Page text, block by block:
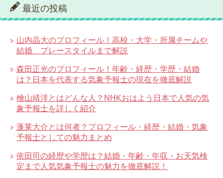
最近の投稿
山内晶大のプロフィール！高校・大学・所属チームや
結婚、プレースタイルまで解説
森田正光のプロフィール！年齢・経歴・学歴・結婚
は？日本を代表する気象予報士の現在を徹底解説
檜山靖洋とはどんな人？NHKおはよう日本で人気の気
象予報士を詳しく紹介
蓬莱大介とは何者？プロフィール・経歴・結婚・気象
予報士としての魅力まとめ
依田司の経歴や学歴は？結婚・年齢・年収・お天気検
定まで人気気象予報士の魅力を徹底解説！